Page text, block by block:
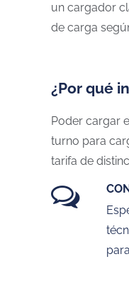
un cargador
de carga
¿Por qué
Poder cargar
turno para
tarifa de